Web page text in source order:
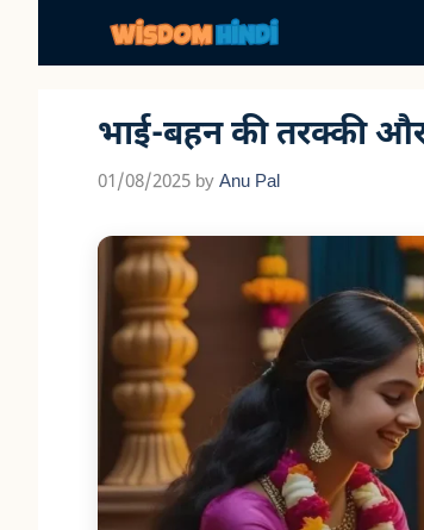
भाई-बहन की तरक्की और
01/08/2025 by Anu Pal